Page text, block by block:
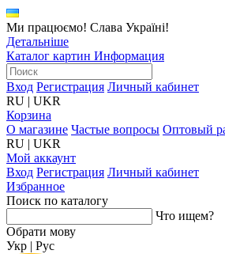
Ми працюємо! Слава Україні!
Детальніше
Каталог картин Информация
Вход Регистрация Личный кабинет
RU | UKR
Корзина
О магазине Частые вопросы Оптовый
RU | UKR
Мой аккаунт
Вход Регистрация Личный кабинет
Избранное
Поиск по каталогу
Что ищем?
Обрати мову
Укр | Рус